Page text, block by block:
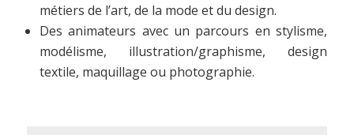
métiers de l’art, de la mode et du design.
Des animateurs avec un parcours en stylisme,
modélisme, illustration/graphisme, design
textile, maquillage ou photographie.